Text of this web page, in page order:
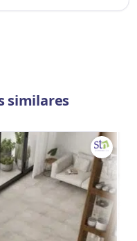
similares